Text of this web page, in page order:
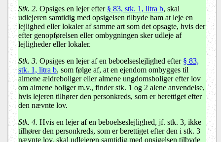
Stk. 2. Opsiges en lejer efter § 83, stk. 1, litra b, skal
udlejeren samtidig med opsigelsen tilbyde ham at leje en
lejlighed eller lokaler af samme art som det opsagte, hvis der
efter genopførelsen eller ombygningen sker udleje af
lejligheder eller lokaler.
Stk. 3. Opsiges en lejer af en beboelseslejlighed efter § 83,
stk. 1, litra b, som følge af, at en ejendom ombygges til
almene ældreboliger eller almene ungdomsboliger efter lov
om almene boliger m.v., finder stk. 1 og 2 alene anvendelse,
hvis lejeren tilhører den personkreds, som er berettiget efter
den nævnte lov.
Stk. 4. Hvis en lejer af en beboelseslejlighed, jf. stk. 3, ikke
tilhører den personkreds, som er berettiget efter den i stk. 3
nævnte lov, skal udlejeren samtidig med opsigelsen tilbyde